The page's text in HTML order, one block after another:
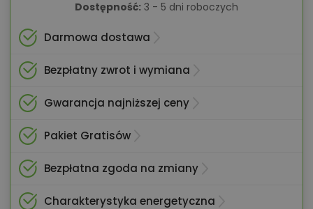
Dostępność: 3 - 5 dni roboczych
Darmowa dostawa
Bezpłatny zwrot i wymiana
Gwarancja najniższej ceny
Pakiet Gratisów
Bezpłatna zgoda na zmiany
Charakterystyka energetyczna